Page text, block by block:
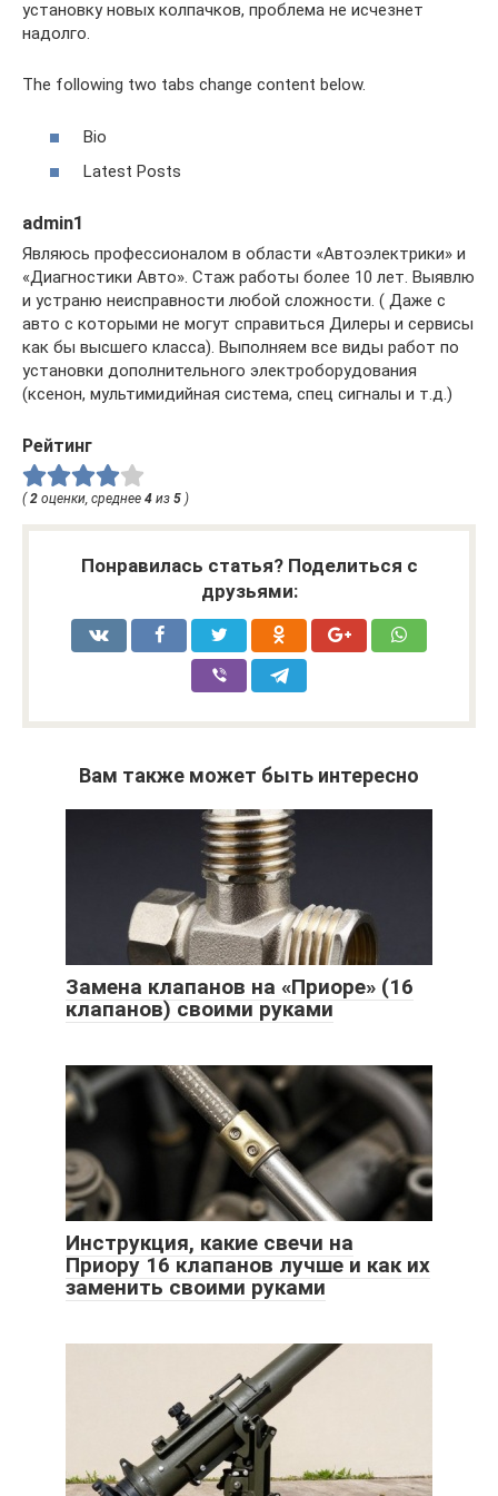
установку новых колпачков, проблема не исчезнет
надолго.
The following two tabs change content below.
Bio
Latest Posts
admin1
Являюсь профессионалом в области «Автоэлектрики» и
«Диагностики Авто». Стаж работы более 10 лет. Выявлю
и устраню неисправности любой сложности. ( Даже с
авто с которыми не могут справиться Дилеры и сервисы
как бы высшего класса). Выполняем все виды работ по
установки дополнительного электроборудования
(ксенон, мультимидийная система, спец сигналы и т.д.)
Рейтинг
( 2 оценки, среднее 4 из 5 )
Понравилась статья? Поделиться с
друзьями:
Вам также может быть интересно
Замена клапанов на «Приоре» (16
клапанов) своими руками
Инструкция, какие свечи на
Приору 16 клапанов лучше и как их
заменить своими руками